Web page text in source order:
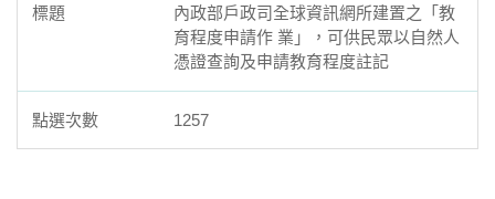
內政部戶政司全球資訊網所建置之「教
育程度申請作 業」，可供民眾以自然人
憑證查詢及申請教育程度註記
1257